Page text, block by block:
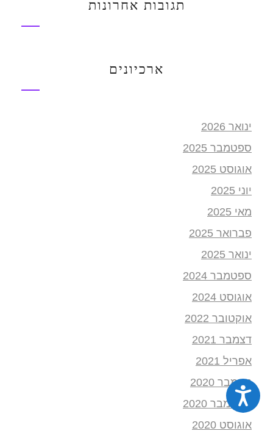
נגישות
תגובות אחרונות
ארכיונים
ינואר 2026
ספטמבר 2025
אוגוסט 2025
יוני 2025
מאי 2025
פברואר 2025
ינואר 2025
ספטמבר 2024
אוגוסט 2024
אוקטובר 2022
דצמבר 2021
אפריל 2021
נובמבר 2020
ספטמבר 2020
אוגוסט 2020